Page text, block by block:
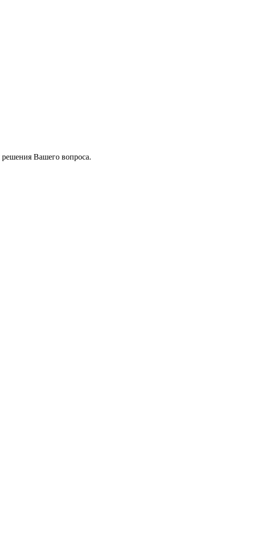
Вашего вопроса.